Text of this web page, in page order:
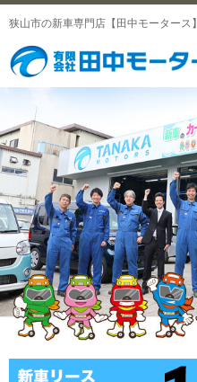
狭山市の新車専門店【田中モータース】